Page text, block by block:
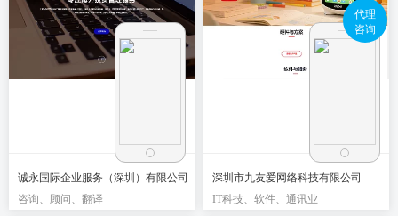
诚永国际企业服务（深圳）有限公司
咨询、顾问、翻译
深圳市九友爱网络科技有限公司
IT科技、软件、通讯业
代理
咨询